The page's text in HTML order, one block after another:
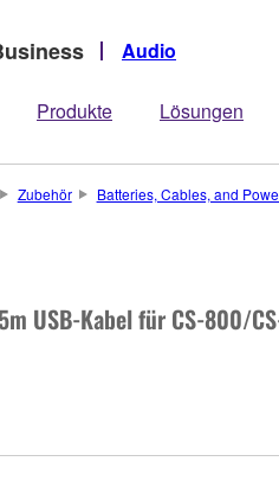
Audio
Produkte Lösungen
Zubehör Batteries, Cables, and
USB-Kabel für CS-800/